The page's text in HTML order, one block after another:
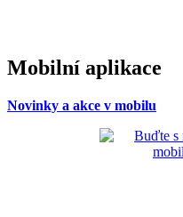
Mobilní aplikace
Novinky a akce v mobilu